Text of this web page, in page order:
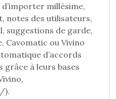
millésime,
notes des utilisateurs,
suggestions de garde,
Cavomatic ou Vivino
d’accords
à leurs bases
).